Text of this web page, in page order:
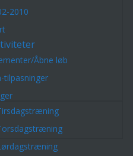
2010
Åbne løb
tilpasninger